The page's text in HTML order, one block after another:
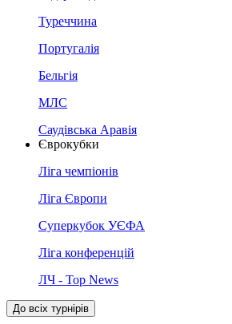
Туреччина
Португалія
Бельгія
МЛС
Саудівська Аравія
Єврокубки
Ліга чемпіонів
Ліга Європи
Суперкубок УЄФА
Ліга конференцій
ЛЧ - Top News
До всіх турнірів